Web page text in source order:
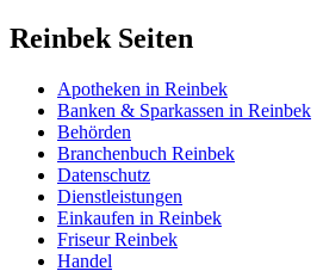
Reinbek Seiten
Apotheken in Reinbek
Banken & Sparkassen in Reinbek
Behörden
Branchenbuch Reinbek
Datenschutz
Dienstleistungen
Einkaufen in Reinbek
Friseur Reinbek
Handel